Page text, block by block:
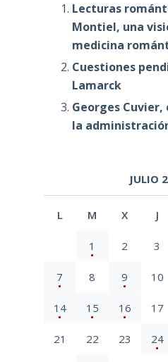
Lecturas
Montiel, una
medicina
Cuestiones
Lamarck
Georges
la
JULIO
L M X J
1 2 3
7 8 9 10
14 15 16 17
21 22 23 24